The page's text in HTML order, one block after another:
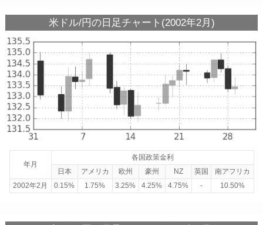
米ドル/円の日足チャート(2002年2月)
年月
各国政策金利
日本
アメリカ 欧州 豪州 NZ 英国
南アフリカ
2002年2月
0.15% 1.75% 3.25% 4.25% 4.75% - 10.50%